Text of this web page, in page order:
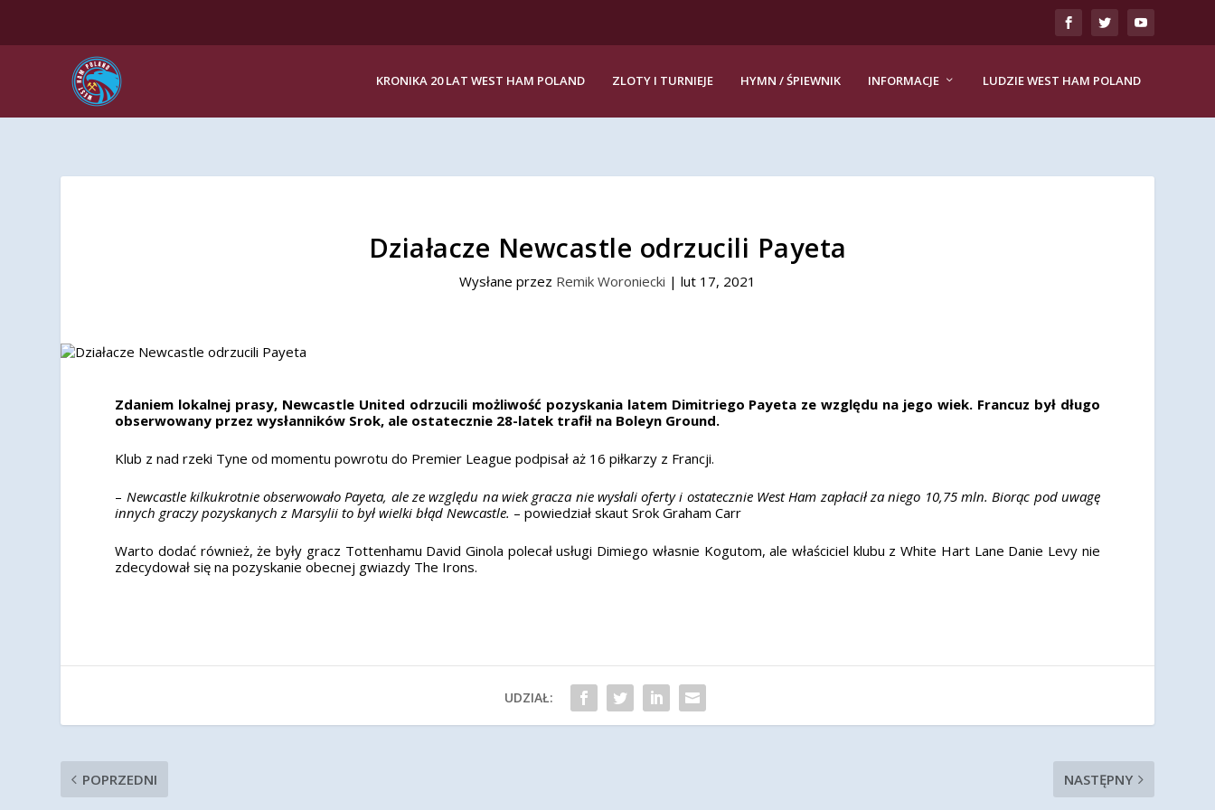
KRONIKA 20 LAT WEST HAM POLAND ZLOTY I TURNIEJE HYMN / ŚPIEWNIK INFORMACJE LUDZIE WEST HAM POLAND
Działacze Newcastle odrzucili Payeta
Wysłane przez Remik Woroniecki | lut 17, 2021
Zdaniem lokalnej prasy, Newcastle United odrzucili możliwość pozyskania latem Dimitriego Payeta ze względu na jego wiek. Francuz był długo
obserwowany przez wysłanników Srok, ale ostatecznie 28-latek trafił na Boleyn Ground.
Klub z nad rzeki Tyne od momentu powrotu do Premier League podpisał aż 16 piłkarzy z Francji.
– Newcastle kilkukrotnie obserwowało Payeta, ale ze względu na wiek gracza nie wysłali oferty i ostatecznie West Ham zapłacił za niego 10,75 mln. Biorąc pod uwagę
innych graczy pozyskanych z Marsylii to był wielki błąd Newcastle. – powiedział skaut Srok Graham Carr
Warto dodać również, że były gracz Tottenhamu David Ginola polecał usługi Dimiego własnie Kogutom, ale właściciel klubu z White Hart Lane Danie Levy nie
zdecydował się na pozyskanie obecnej gwiazdy The Irons.
UDZIAŁ:
POPRZEDNI NASTĘPNY